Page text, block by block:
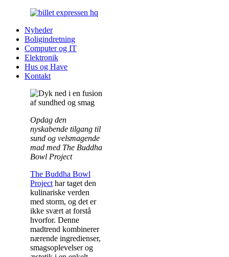
Nyheder
Boligindretning
Computer og IT
Elektronik
Hus og Have
Kontakt
Opdag den
nyskabende tilgang til
sund og velsmagende
mad med The Buddha
Bowl Project
The Buddha Bowl
Project har taget den
kulinariske verden
med storm, og det er
ikke svært at forstå
hvorfor. Denne
madtrend kombinerer
nærende ingredienser,
smagsoplevelser og